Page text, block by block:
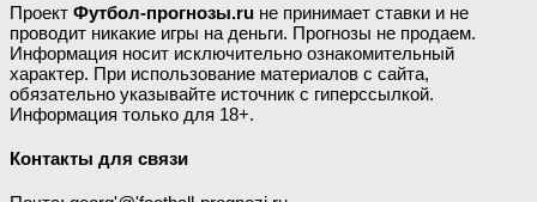
Проект Футбол-прогнозы.ru не принимает ставки и не
проводит никакие игры на деньги. Прогнозы не продаем.
Информация носит исключительно ознакомительный
характер. При использование материалов с сайта,
обязательно указывайте источник с гиперссылкой.
Информация только для 18+.
Контакты для связи